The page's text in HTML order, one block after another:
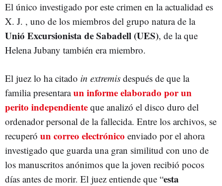
El único investigado por este crimen en la actualidad es
X. J. , uno de los miembros del grupo natura de la
Unió Excursionista de Sabadell (UES), de la que
Helena Jubany también era miembro.
El juez lo ha citado in extremis después de que la
familia presentaraun informe elaborado por un
perito independiente que analizó el disco duro del
ordenador personal de la fallecida. Entre los archivos, se
recuperó un correo electrónico enviado por el ahora
investigado que guarda una gran similitud con uno de
los manuscritos anónimos que la joven recibió pocos
días antes de morir. El juez entiende que “esta